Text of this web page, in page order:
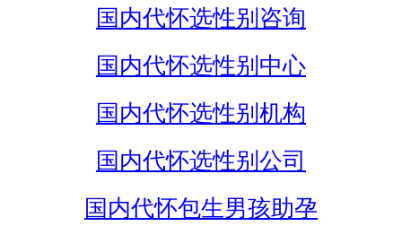
国内代怀选性别咨询
国内代怀选性别中心
国内代怀选性别机构
国内代怀选性别公司
国内代怀包生男孩助孕